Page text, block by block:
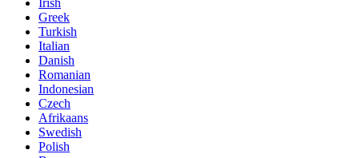
Irish
Greek
Turkish
Italian
Danish
Romanian
Indonesian
Czech
Afrikaans
Swedish
Polish